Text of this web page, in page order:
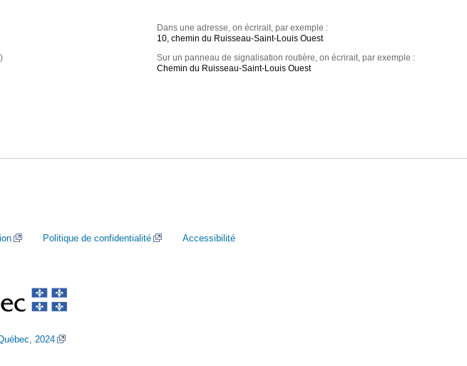
Dans une adresse, on écrirait, par exemple :
10, chemin du Ruisseau-Saint-Louis Ouest
Sur un panneau de signalisation routière, on écrirait, par exemple :
Chemin du Ruisseau-Saint-Louis Ouest
Politique de confidentialité Accessibilité
2024